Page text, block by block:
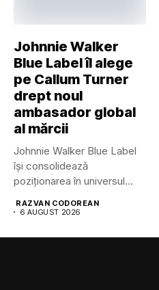
Johnnie Walker
Blue Label îl alege
pe Callum Turner
drept noul
ambasador global
al mărcii
Johnnie Walker Blue Label
își consolidează
poziționarea în universul
RAZVAN CODOREAN
6 AUGUST 2026